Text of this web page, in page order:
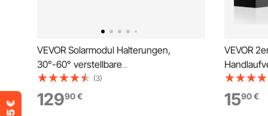
VEVOR Solarmodul Halterungen,
30°-60° verstellbare
Solarmodulhalterungen für 1-4
Solarmodule, Montage-Set für
Solarmodule, Befestigungssystem für
(3)
12990€
VEVOR
Handlauf-
Kits,
1590€